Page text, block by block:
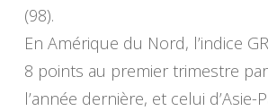
(98).
En Amérique du Nord, l’indice
8 points au premier trimestre
l’année dernière, et celui d’Asie-